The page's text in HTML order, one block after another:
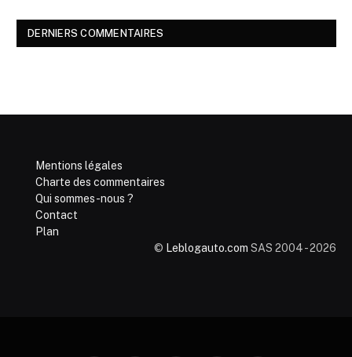
DERNIERS COMMENTAIRES
Mentions légales
Charte des commentaires
Qui sommes-nous ?
Contact
Plan
© Leblogauto.com SAS 2004 - 2026